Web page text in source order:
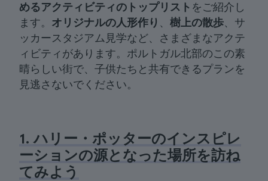
めるアクティビティのトップリスト をご紹介し
ます。 オリジナルの人形作り 樹上の散歩 、サ
ッカースタジアム見学など、さまざまなアクテ
ィビティがあります。ポルトガル北部のこの素
晴らしい街で、子供たちと共有できるプランを
見逃さないでください。
1. ハリー・ポッターのインスピレ
ーションの源となった場所を訪ね
てみよう